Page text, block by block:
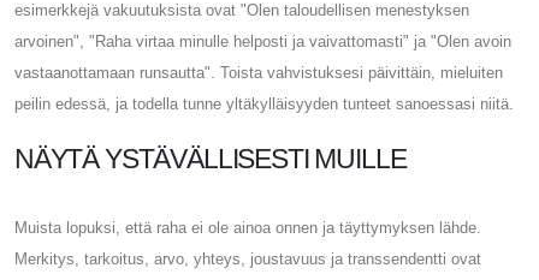
esimerkkejä vakuutuksista ovat "Olen taloudellisen menestyksen
arvoinen", "Raha virtaa minulle helposti ja vaivattomasti" ja "Olen avoin
vastaanottamaan runsautta". Toista vahvistuksesi päivittäin, mieluiten
peilin edessä, ja todella tunne yltäkylläisyyden tunteet sanoessasi niitä.
NÄYTÄ YSTÄVÄLLISESTI MUILLE
Muista lopuksi, että raha ei ole ainoa onnen ja täyttymyksen lähde.
Merkitys, tarkoitus, arvo, yhteys, joustavuus ja transsendentti ovat